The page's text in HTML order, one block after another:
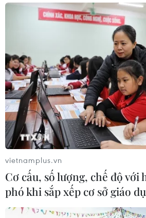
vietnamplus.vn
Cơ cấu, số lượng, chế độ với
phó khi sắp xếp cơ sở giáo